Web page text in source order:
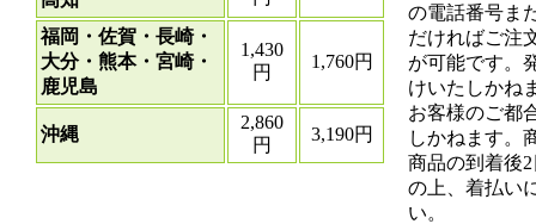
福岡・佐賀・長崎・
大分・熊本・宮崎・
鹿児島
1,430
円
1,760円
沖縄
2,860
円
3,190円
の電話番号ま
だければご注
が可能です。
けいたしかね
お客様のご都
しかねます。
商品の到着後
の上、着払い
い。